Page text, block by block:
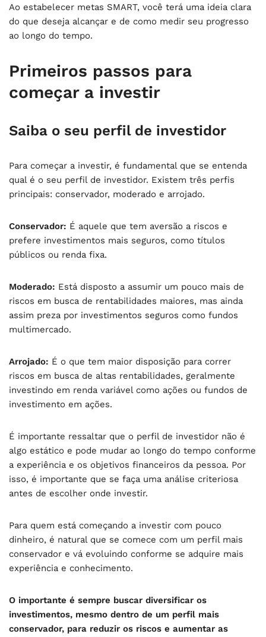
Ao estabelecer metas SMART, você terá uma ideia clara
do que deseja alcançar e de como medir seu progresso
ao longo do tempo.
Primeiros passos para
começar a investir
Saiba o seu perfil de investidor
Para começar a investir, é fundamental que se entenda
qual é o seu perfil de investidor. Existem três perfis
principais: conservador, moderado e arrojado.
Conservador: É aquele que tem aversão a riscos e
prefere investimentos mais seguros, como títulos
públicos ou renda fixa.
Moderado: Está disposto a assumir um pouco mais de
riscos em busca de rentabilidades maiores, mas ainda
assim preza por investimentos seguros como fundos
multimercado.
Arrojado: É o que tem maior disposição para correr
riscos em busca de altas rentabilidades, geralmente
investindo em renda variável como ações ou fundos de
investimento em ações.
É importante ressaltar que o perfil de investidor não é
algo estático e pode mudar ao longo do tempo conforme
a experiência e os objetivos financeiros da pessoa. Por
isso, é importante que se faça uma análise criteriosa
antes de escolher onde investir.
Para quem está começando a investir com pouco
dinheiro, é natural que se comece com um perfil mais
conservador e vá evoluindo conforme se adquire mais
experiência e conhecimento.
O importante é sempre buscar diversificar os
investimentos, mesmo dentro de um perfil mais
conservador, para reduzir os riscos e aumentar as